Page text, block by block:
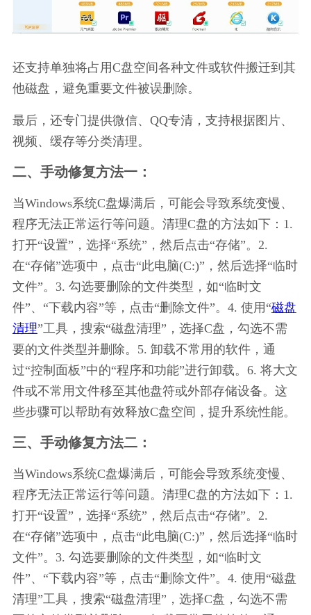
还支持单独将占用C盘空间各种文件或软件搬迁到其
他磁盘，避免重要文件被误删除。
最后，还专门提供微信、QQ专清，支持根据图片、
视频、缓存等分类清理。
二、手动修复方法一：
当Windows系统C盘爆满后，可能会导致系统变慢、
程序无法正常运行等问题。清理C盘的方法如下：1.
打开“设置”，选择“系统”，然后点击“存储”。2.
在“存储”选项中，点击“此电脑(C:)”，然后选择“临时
文件”。3. 勾选要删除的文件类型，如“临时文
件”、“下载内容”等，点击“删除文件”。4. 使用“磁盘
清理”工具，搜索“磁盘清理”，选择C盘，勾选不需
要的文件类型并删除。5. 卸载不常用的软件，通
过“控制面板”中的“程序和功能”进行卸载。6. 将大文
件或不常用文件移至其他盘符或外部存储设备。这
些步骤可以帮助有效释放C盘空间，提升系统性能。
三、手动修复方法二：
当Windows系统C盘爆满后，可能会导致系统变慢、
程序无法正常运行等问题。清理C盘的方法如下：1.
打开“设置”，选择“系统”，然后点击“存储”。2.
在“存储”选项中，点击“此电脑(C:)”，然后选择“临时
文件”。3. 勾选要删除的文件类型，如“临时文
件”、“下载内容”等，点击“删除文件”。4. 使用“磁盘
清理”工具，搜索“磁盘清理”，选择C盘，勾选不需